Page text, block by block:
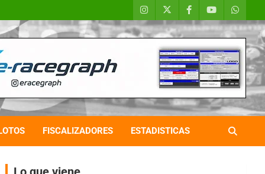
FISCALIZADORES ESTADISTICAS
COBERTURA ESPECIAL DE E-KART.COM.AR
08/09-AGO
IAME SERIES ARGENTINA 6
Ramiro Tot (Asfalto)
Trenque Lauquen (Buenos Aires)